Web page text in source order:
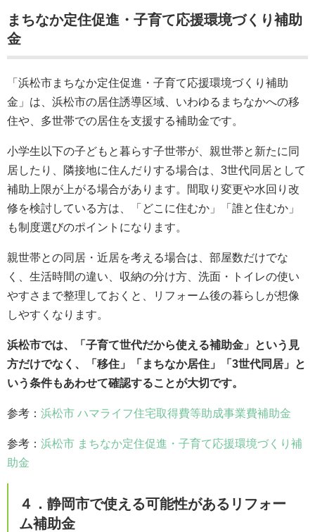
まちなか定住促進・子育て応援環境づくり補助
金
「浜松市まちなか定住促進・子育て応援環境づくり補助
金」は、浜松市の居住誘導区域、いわゆるまちなかへの移
住や、多世帯での居住を支援する補助金です。
小学生以下の子どもと暮らす子世帯が、親世帯と新たに同
居したり、隣接地に住んだりする場合は、3世代同居として
補助上限が上がる場合があります。間取り変更や水回り改
修を検討している方は、「どこに住むか」「誰と住むか」
も制度選びのポイントになります。
親世帯との同居・近居を考える場合は、部屋数だけでな
く、生活時間の違い、収納の分け方、洗面・トイレの使い
やすさまで整理しておくと、リフォーム後の暮らしが想像
しやすくなります。
浜松市では、「子育て世代だから使える補助金」という見
方だけでなく、「移住」「まちなか居住」「3世代同居」と
いう条件もあわせて確認することが大切です。
参考： 浜松市 ハマライフ住宅取得費等助成事業費補助金
参考： 浜松市 まちなか定住促進・子育て応援環境づくり補
助金
４．静岡市で使える可能性があるリフォー
ム補助金